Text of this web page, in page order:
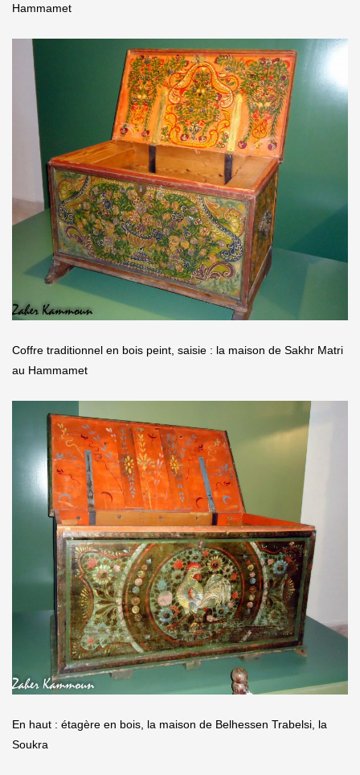
Hammamet
Coffre traditionnel en bois peint, saisie : la maison de Sakhr Matri
au Hammamet
En haut : étagère en bois, la maison de Belhessen Trabelsi, la
Soukra